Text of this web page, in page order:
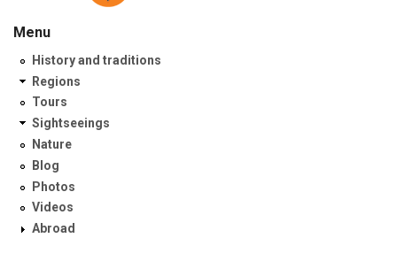
Menu
History and traditions
Regions
Tours
Sightseeings
Nature
Blog
Photos
Videos
Abroad